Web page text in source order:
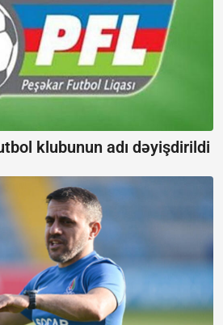
klubunun adı dəyişdirildi